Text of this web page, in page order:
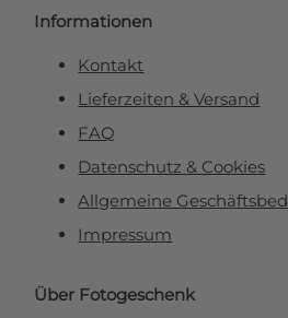
Informationen
Kontakt
Lieferzeiten & Versand
FAQ
Datenschutz & Cookies
Allgemeine
Impressum
Über Fotogeschenk